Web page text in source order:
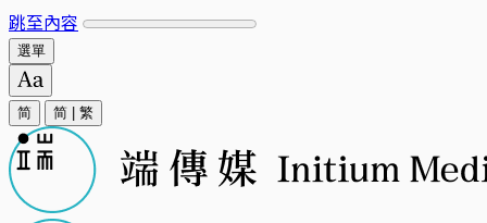
跳至內容
選單
简 简 繁